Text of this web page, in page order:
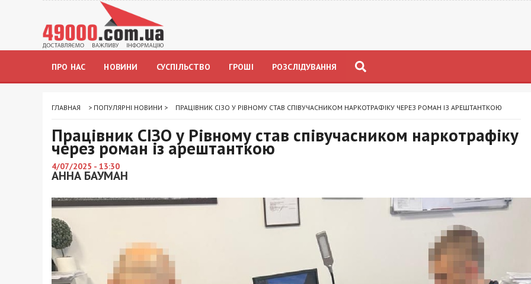
ПРО НАС НОВИНИ СУСПІЛЬСТВО ГРОШІ РОЗСЛІДУВАННЯ
ГЛАВНАЯ > ПОПУЛЯРНІ НОВИНИ > ПРАЦІВНИК СІЗО У РІВНОМУ СТАВ СПІВУЧАСНИКОМ НАРКОТРАФІКУ ЧЕРЕЗ РОМАН ІЗ АРЕШТАНТКОЮ
Працівник СІЗО у Рівному став співучасником наркотрафіку
через роман із арештанткою
4/07/2025 - 13:30
АННА БАУМАН